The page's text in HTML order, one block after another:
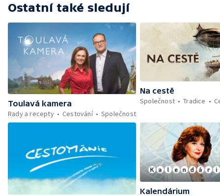
Ostatní také sledují
Toulavá kamera
Rady a recepty
Cestování Společnost
Na cestě
Společnost
Tradice
Kalendárium